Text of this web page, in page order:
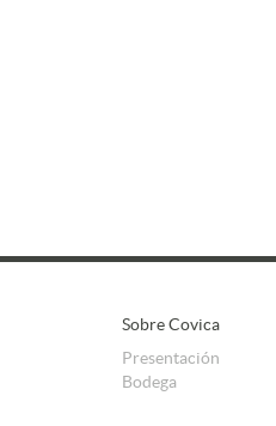
Sobre Covica
Presentación
Bodega